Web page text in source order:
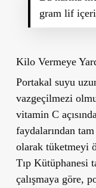
gram lif
Kilo Vermeye
Portakal suyu
vazgeçilmezi
vitamin C
faydalarından
olarak tüketmeyi
Tıp Kütüphanesi
çalışmaya göre,